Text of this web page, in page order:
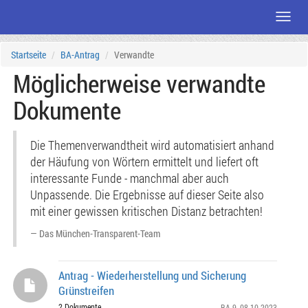
Seiteninhalt
Startseite BA-Antrag Verwandte
Möglicherweise verwandte
Dokumente
Die Themenverwandtheit wird automatisiert anhand
der Häufung von Wörtern ermittelt und liefert oft
interessante Funde - manchmal aber auch
Unpassende. Die Ergebnisse auf dieser Seite also
mit einer gewissen kritischen Distanz betrachten!
Das München-Transparent-Team
Antrag - Wiederherstellung und Sicherung
Grünstreifen